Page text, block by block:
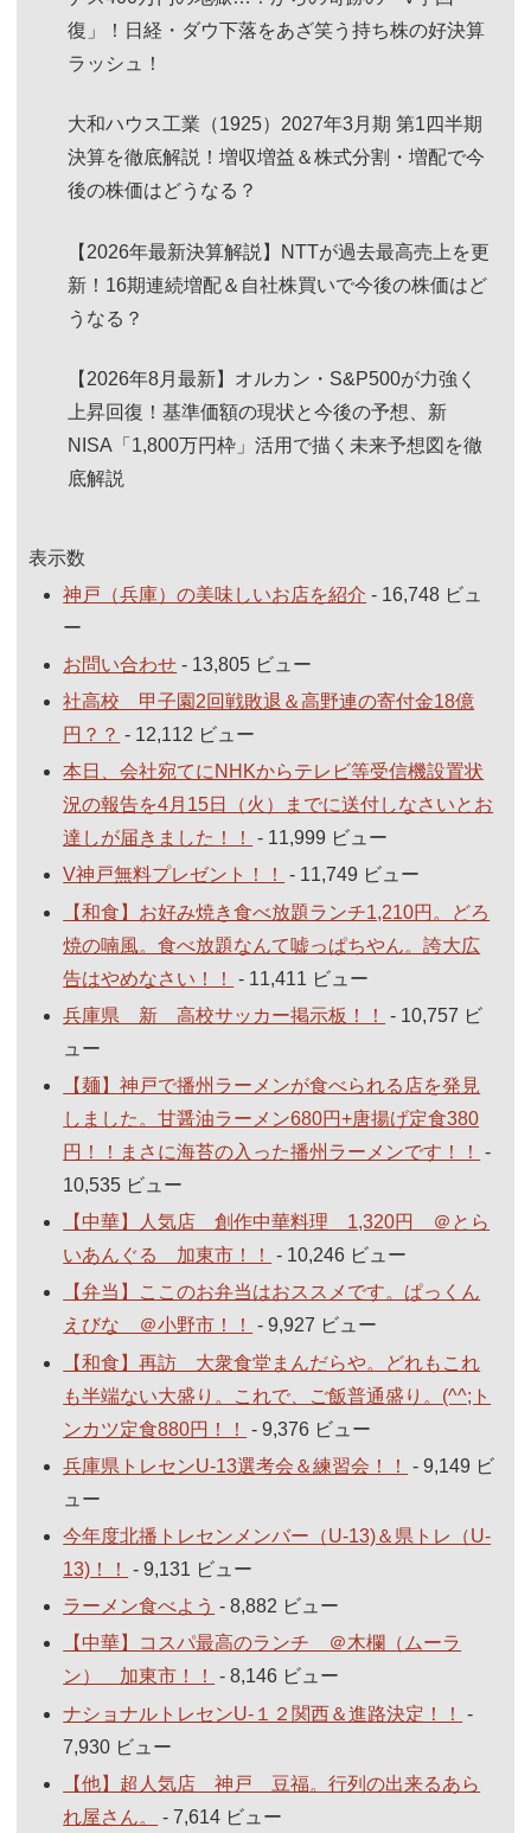
復」！日経・ダウ下落をあざ笑う持ち株の好決算
ラッシュ！
大和ハウス工業（1925）2027年3月期 第1四半期
決算を徹底解説！増収増益＆株式分割・増配で今
後の株価はどうなる？
【2026年最新決算解説】NTTが過去最高売上を更
新！16期連続増配＆自社株買いで今後の株価はど
うなる？
【2026年8月最新】オルカン・S&P500が力強く
上昇回復！基準価額の現状と今後の予想、新
NISA「1,800万円枠」活用で描く未来予想図を徹
底解説
表示数
神戸（兵庫）の美味しいお店を紹介 - 16,748 ビュ
ー
お問い合わせ - 13,805 ビュー
社高校 甲子園2回戦敗退＆高野連の寄付金18億
円？？ - 12,112 ビュー
本日、会社宛てにNHKからテレビ等受信機設置状
況の報告を4月15日（火）までに送付しなさいとお
達しが届きました！！
- 11,999 ビュー
V神戸無料プレゼント！！
- 11,749 ビュー
【和食】お好み焼き食べ放題ランチ1,210円。どろ
焼の喃風。食べ放題なんて嘘っぱちやん。誇大広
告はやめなさい！！
- 11,411 ビュー
兵庫県 新 高校サッカー掲示板！！
- 10,757 ビ
ュー
【麺】神戸で播州ラーメンが食べられる店を発見
しました。甘醤油ラーメン680円+唐揚げ定食380
円！！まさに海苔の入った播州ラーメンです！！
-
10,535 ビュー
【中華】人気店 創作中華料理 1,320円 ＠とら
いあんぐる 加東市！！
- 10,246 ビュー
【弁当】ここのお弁当はおススメです。ぱっくん
えびな ＠小野市！！
- 9,927 ビュー
【和食】再訪 大衆食堂まんだらや。どれもこれ
も半端ない大盛り。これで、ご飯普通盛り。(^^;ト
ンカツ定食880円！！
- 9,376 ビュー
兵庫県トレセンU-13選考会＆練習会！！
- 9,149 ビ
ュー
今年度北播トレセンメンバー（U-13)＆県トレ（U-
13)！！
- 9,131 ビュー
ラーメン食べよう - 8,882 ビュー
【中華】コスパ最高のランチ ＠木欄（ムーラ
ン） 加東市！！
- 8,146 ビュー
ナショナルトレセンU-１２関西＆進路決定！！
-
7,930 ビュー
【他】超人気店 神戸 豆福。行列の出来るあら
れ屋さん。
- 7,614 ビュー